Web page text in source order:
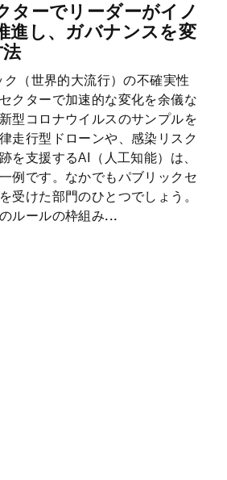
ターでリーダーがイノ
進し、ガバナンスを変
（世界的大流行）の不確実性
クターで加速的な変化を余儀な
型コロナウイルスのサンプルを
走行型ドローンや、感染リスク
を支援するAI（人工知能）は、
例です。なかでもパブリックセ
受けた部門のひとつでしょう。
ルールの枠組み...